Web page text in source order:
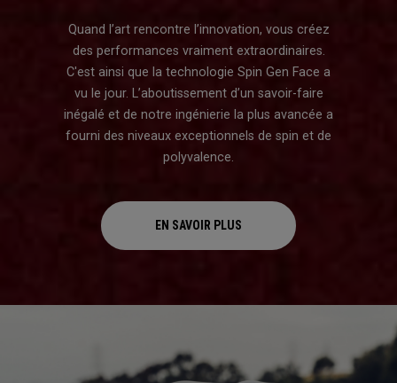
Quand l’art rencontre l’innovation, vous créez
des performances vraiment extraordinaires.
C'est ainsi que la technologie Spin Gen Face a
vu le jour. L’aboutissement d’un savoir-faire
inégalé et de notre ingénierie la plus avancée a
fourni des niveaux exceptionnels de spin et de
polyvalence.
EN SAVOIR PLUS